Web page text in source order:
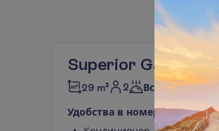
Superior Garden
29 m² 2 Все включено
Удобства в номере